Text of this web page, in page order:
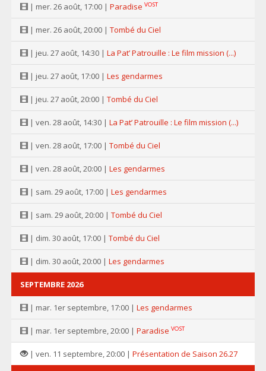
| mer. 26 août, 17:00 | Paradise VOST
| mer. 26 août, 20:00 | Tombé du Ciel
| jeu. 27 août, 14:30 | La Pat’ Patrouille : Le film mission (...)
| jeu. 27 août, 17:00 | Les gendarmes
| jeu. 27 août, 20:00 | Tombé du Ciel
| ven. 28 août, 14:30 | La Pat’ Patrouille : Le film mission (...)
| ven. 28 août, 17:00 | Tombé du Ciel
| ven. 28 août, 20:00 | Les gendarmes
| sam. 29 août, 17:00 | Les gendarmes
| sam. 29 août, 20:00 | Tombé du Ciel
| dim. 30 août, 17:00 | Tombé du Ciel
| dim. 30 août, 20:00 | Les gendarmes
SEPTEMBRE 2026
| mar. 1er septembre, 17:00 | Les gendarmes
| mar. 1er septembre, 20:00 | Paradise VOST
| ven. 11 septembre, 20:00 | Présentation de Saison 26.27